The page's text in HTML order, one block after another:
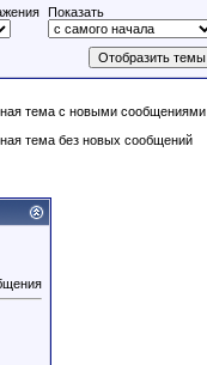
Показать
тема с новыми сообщениями
тема без новых сообщений